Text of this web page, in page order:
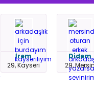
İrem
29, Kayseri
Didem
29, Mersin